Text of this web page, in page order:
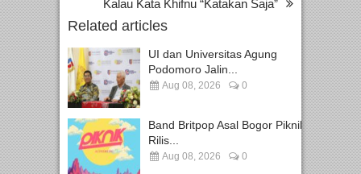
Kalau Kata Khifnu “Katakan Saja”
Related articles
UI dan Universitas Agung
Podomoro Jalin...
Aug 08, 2026 0
Band Britpop Asal Bogor Piknik
Rilis...
Aug 08, 2026 0